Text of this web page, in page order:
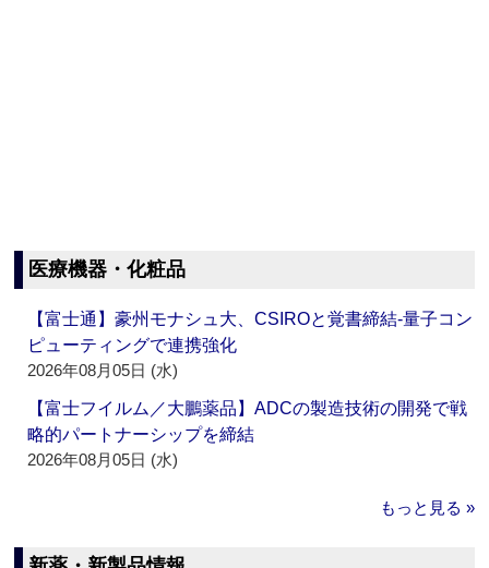
医療機器・化粧品
【富士通】豪州モナシュ大、CSIROと覚書締結‐量子コン
ピューティングで連携強化
2026年08月05日 (水)
【富士フイルム／大鵬薬品】ADCの製造技術の開発で戦
略的パートナーシップを締結
2026年08月05日 (水)
もっと見る »